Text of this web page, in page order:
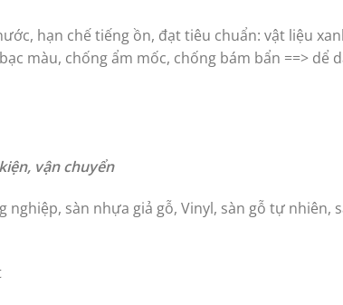
hạn chế tiếng ồn, đạt tiêu chuẩn: vật liệu
màu, chống ẩm mốc, chống bám bẩn ==> dể
vận chuyển
nghiệp, sàn nhựa giả gỗ, Vinyl, sàn gỗ tự